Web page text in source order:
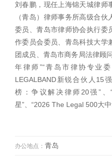
刘春鹏，现任上海锦天城律师
（青岛）律师事务所高级合
委员、青岛市律师协会执行委
作委员会委员、青岛科技大学
团成员、青岛市商务局法律顾
年律师”“青岛市律协专业
LEGALBAND新锐合伙人15
榜：争议解决律师20强”、
星”、“2026 The Legal 500大
办公地点： 青岛